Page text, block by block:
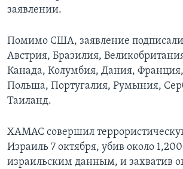
заявлении.
Помимо США, заявление
Австрия, Бразилия,
Канада, Колумбия, Дания,
Польша, Португалия, Румыния,
Таиланд.
ХАМАС совершил
Израиль 7 октября, убив около
израильским данным, и захватив